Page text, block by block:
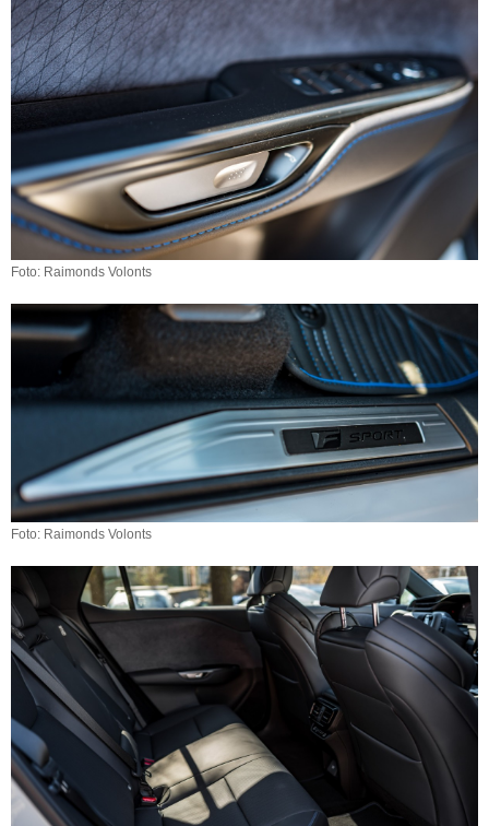
Foto: Raimonds Volonts
Foto: Raimonds Volonts